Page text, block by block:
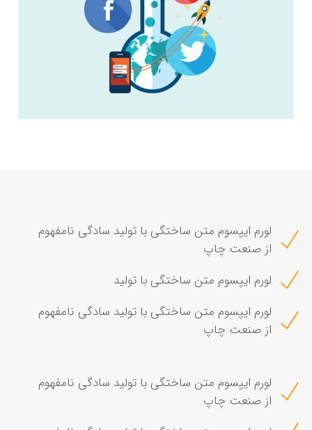
لورم ایپسوم متن ساختگی با تولید سادگی نامفهوم
از صنعت چاپ
لورم ایپسوم متن ساختگی با تولید
لورم ایپسوم متن ساختگی با تولید سادگی نامفهوم
از صنعت چاپ
لورم ایپسوم متن ساختگی با تولید سادگی نامفهوم
از صنعت چاپ